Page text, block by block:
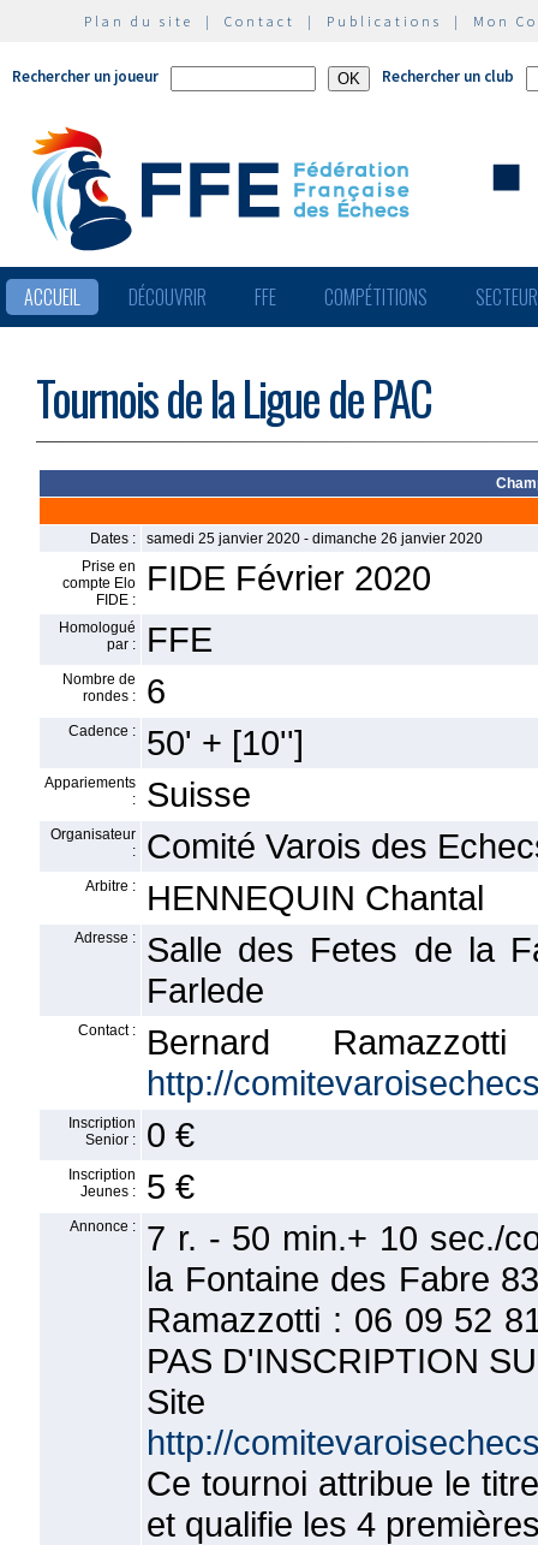
Plan du site | Contact | Publications | Mon
Rechercher un joueur Rechercher un club
ACCUEIL DÉCOUVRIR FFE COMPÉTITIONS
Tournois de la Ligue de PAC
Dates :
samedi 25 janvier 2020 - dimanche 26 janvier 2020
Prise en
compte Elo
FIDE :
FIDE Février 2020
Homologué
par :
FFE
Nombre de
rondes :
6
Cadence : 50' + [10'']
Appariements
:
Suisse
Organisateur
:
Comité Varois des
Arbitre : HENNEQUIN Chantal
Adresse :
Salle des Fetes de la
Farlede
Contact :
Bernard
http://
Inscription
Senior :
0 €
Inscription
Jeunes :
5 €
Annonce :
7 r. - 50 min.+ 10 sec./
la Fontaine des Fabre
Ramazzotti : 06 09 52
PAS D'INSCRIPTION
http://
Ce tournoi attribue le
et qualifie les 4